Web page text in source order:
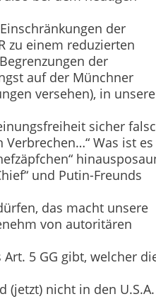
der
zu einem reduzierten
der
auf der Münchner
versehen), in
sicher
Verbrechen…“ Was ist es
und Putin-Freunds
das macht unsere
von autoritären
5 GG gibt, welcher
(jetzt) nicht in den U.S.A.